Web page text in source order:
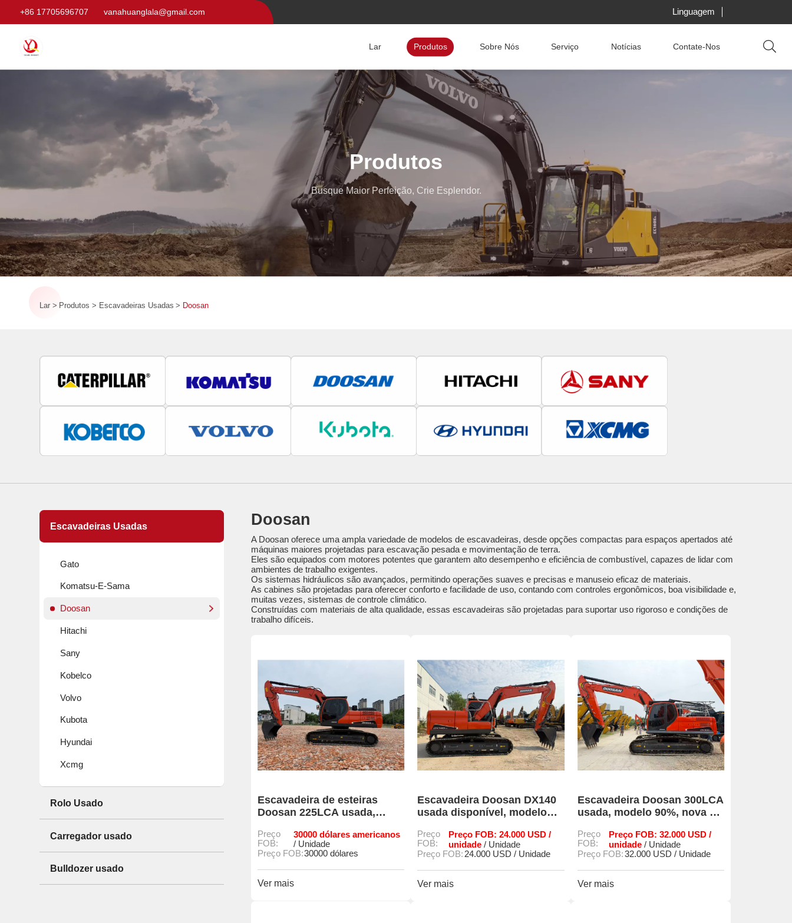
+86 17705696707 vanahuanglala@gmail.com Linguagem
Lar Produtos Sobre Nós Serviço Notícias Contate-Nos
Produtos
Busque Maior Perfeição, Crie Esplendor.
Lar Produtos Escavadeiras Usadas Doosan
Escavadeiras Usadas
Gato
Komatsu-E-Sama
Doosan
Hitachi
Sany
Kobelco
Volvo
Kubota
Hyundai
Xcmg
Rolo Usado
Carregador usado
Bulldozer usado
Doosan
A Doosan oferece uma ampla variedade de modelos de escavadeiras, desde opções compactas para espaços apertados até
máquinas maiores projetadas para escavação pesada e movimentação de terra.
Eles são equipados com motores potentes que garantem alto desempenho e eficiência de combustível, capazes de lidar com
ambientes de trabalho exigentes.
Os sistemas hidráulicos são avançados, permitindo operações suaves e precisas e manuseio eficaz de materiais.
As cabines são projetadas para oferecer conforto e facilidade de uso, contando com controles ergonômicos, boa visibilidade e,
muitas vezes, sistemas de controle climático.
Construídas com materiais de alta qualidade, essas escavadeiras são projetadas para suportar uso rigoroso e condições de
trabalho difíceis.
Escavadeira de esteiras
Doosan 225LCA usada,
estado.
Preço
FOB:
30000 dólares americanos
/ Unidade
Preço FOB:30000 dólares
Ver mais
Escavadeira Doosan DX140
usada disponível, modelo
original intacto.
Preço
FOB:
Preço FOB: 24.000 USD /
unidade / Unidade
Preço FOB:24.000 USD / Unidade
Ver mais
Escavadeira Doosan 300LCA
usada, modelo 90%, nova e
Preço
FOB:
Preço FOB: 32.000 USD /
unidade/ Unidade
Preço FOB:32.000 USD / Unidade
Ver mais